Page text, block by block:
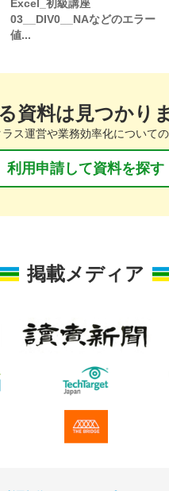
Excel_初級講座
03__DIV0__NAなどのエラー
値...
資料は見つかり
ス運営や業務効率化について
利用申請して資料を探す
掲載メディア